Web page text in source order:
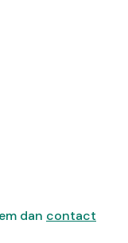
dan contact